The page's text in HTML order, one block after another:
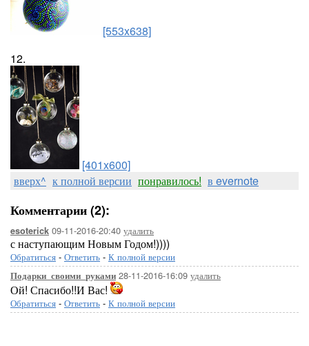
[553x638]
12.
[401x600]
вверх^ к полной версии понравилось! в evernote
Комментарии (2):
esoterick 09-11-2016-20:40 удалить
с наступающим Новым Годом!))))
Обратиться - Ответить - К полной версии
Подарки_своими_руками 28-11-2016-16:09 удалить
Ой! Спасибо!!И Вас!
Обратиться - Ответить - К полной версии